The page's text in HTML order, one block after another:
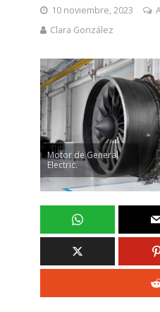
10 noviembre, 2023
Clara González
Motor de General
Electric.